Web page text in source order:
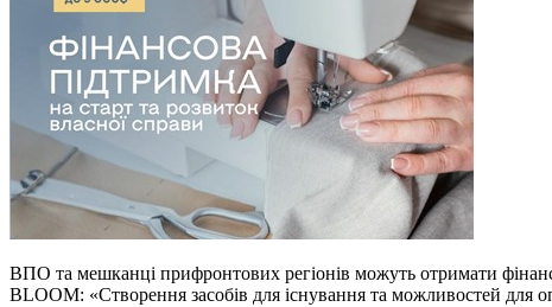
ВПО та мешканці прифронтових регіонів можуть отримати
BLOOM: «Створення засобів для існування та можливостей для